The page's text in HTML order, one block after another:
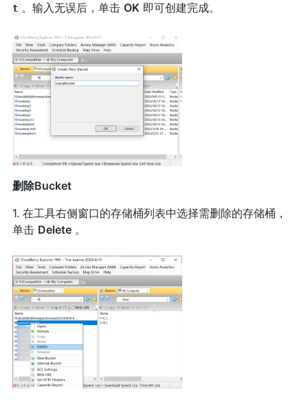
t 。输入无误后，单击 OK 即可创建完成。
删除Bucket
1. 在工具右侧窗口的存储桶列表中选择需删除的存储桶，
单击 Delete。